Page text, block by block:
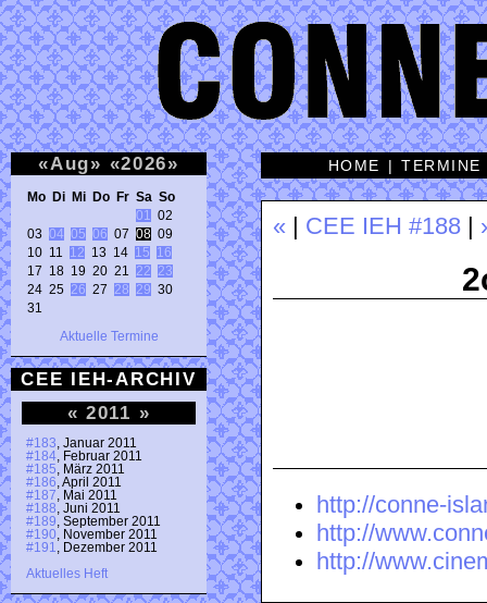
«Aug» «2026»
Mo Di Mi Do Fr Sa So
01
02
03 04 05 06 07 08 09
10 11 12 13 14 15
16
17 18 19 20 21 22
23
24 25 26 27 28 29 30
31
Aktuelle Termine
CEE IEH-ARCHIV
« 2011 »
#183 , Januar 2011
#184 , Februar 2011
#185 , März 2011
#186 , April 2011
#187 , Mai 2011
#188 , Juni 2011
#189 , September 2011
#190 , November 2011
#191
, Dezember 2011
Aktuelles Heft
HOME |TERMINE
« CEE IEH #188
http://conne-
http://
http://